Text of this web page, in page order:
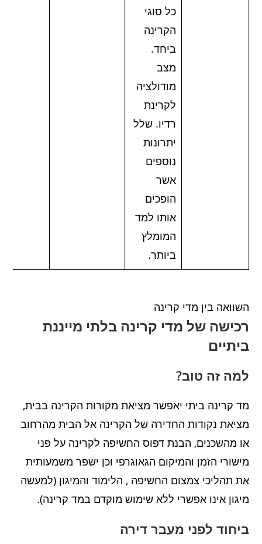
כל סוגי
הקרינה
ביחד.
מצב
מודולציה
לקרינת
רדיו. שלל
יתרונות
נוספים
אשר
הופכים
אותו למד
המומלץ
ביותר.
השוואה בין מדי קרינה
רכישה של מדי קרינה בלתי מייננת
ביתיים
למה זה טוב?
מד קרינה ביתי יאפשר מציאת מקורות הקרינה בבית,
מציאת נקודות החדירה של הקרינה אל הבית מהרחוב
או מהשכנים, הבנת דפוס החשיפה לקרינה על פני
מישורי הזמן והמיקום הגאוגרפי וכן ישפר משמעותית
את תהליכי צמצום החשיפה , הלימוד והמיגון (למעשה
מיגון אינו אפשרי ללא שימוש מוקדם במד קרינה).
ביחוד לפני מעבר דירה